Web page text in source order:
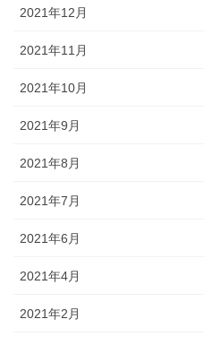
2021年12月
2021年11月
2021年10月
2021年9月
2021年8月
2021年7月
2021年6月
2021年4月
2021年2月